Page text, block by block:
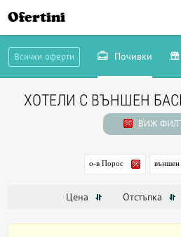
Ofertini
Всички оферти Почивки
ХОТЕЛИ С ВЪНШЕН
ВИЖ
о-в Порос външен
Цена Отстъпка